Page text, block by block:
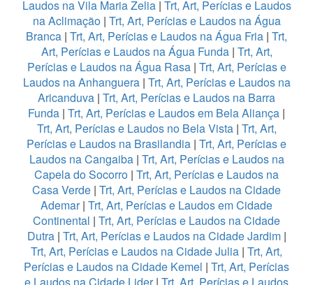
Laudos na Vila Maria Zelia| Trt, Art, Perícias e Laudos
na Aclimação| Trt, Art, Perícias e Laudos na Água
Branca | Trt, Art, Perícias e Laudos na Água Fria | Trt,
Art, Perícias e Laudos na Água Funda| Trt, Art,
Perícias e Laudos na Água Rasa | Trt, Art, Perícias e
Laudos na Anhanguera| Trt, Art, Perícias e Laudos na
Aricanduva | Trt, Art, Perícias e Laudos na Barra
Funda | Trt, Art, Perícias e Laudos em Bela Aliança |
Trt, Art, Perícias e Laudos no Bela Vista| Trt, Art,
Perícias e Laudos na Brasilandia | Trt, Art, Perícias e
Laudos na Cangaiba| Trt, Art, Perícias e Laudos na
Capela do Socorro | Trt, Art, Perícias e Laudos na
Casa Verde | Trt, Art, Perícias e Laudos na Cidade
Ademar| Trt, Art, Perícias e Laudos em Cidade
Continental | Trt, Art, Perícias e Laudos na Cidade
Dutra | Trt, Art, Perícias e Laudos na Cidade Jardim|
Trt, Art, Perícias e Laudos na Cidade Julia | Trt, Art,
Perícias e Laudos na Cidade Kemel | Trt, Art, Perícias